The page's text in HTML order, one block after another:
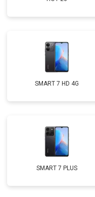
SMART 7 HD 4G
SMART 7 PLUS